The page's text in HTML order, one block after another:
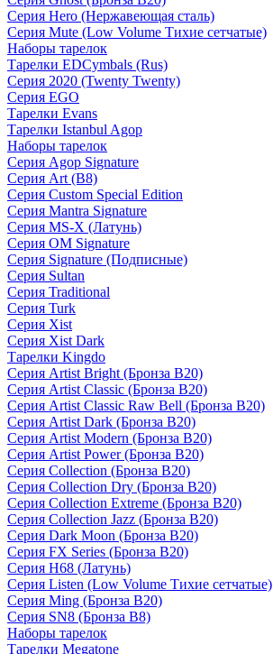
Серия Hero (Нержавеющая сталь)
Серия Mute (Low Volume Тихие сетчатые)
Наборы тарелок
Тарелки EDCymbals (Rus)
Серия 2020 (Twenty Twenty)
Серия EGO
Тарелки Evans
Тарелки Istanbul Agop
Наборы тарелок
Серия Agop Signature
Серия Art (B8)
Серия Custom Special Edition
Серия Mantra Signature
Серия MS-X (Латунь)
Серия OM Signature
Серия Signature (Подписные)
Серия Sultan
Серия Traditional
Серия Turk
Серия Xist
Серия Xist Dark
Тарелки Kingdo
Серия Artist Bright (Бронза B20)
Серия Artist Classic (Бронза B20)
Серия Artist Classic Raw Bell (Бронза B20)
Серия Artist Dark (Бронза B20)
Серия Artist Modern (Бронза B20)
Серия Artist Power (Бронза B20)
Серия Collection (Бронза B20)
Серия Collection Dry (Бронза B20)
Серия Collection Extreme (Бронза B20)
Серия Collection Jazz (Бронза B20)
Серия Dark Moon (Бронза B20)
Серия FX Series (Бронза B20)
Серия H68 (Латунь)
Серия Listen (Low Volume Тихие сетчатые)
Серия Ming (Бронза B20)
Серия SN8 (Бронза B8)
Наборы тарелок
Тарелки Megatone